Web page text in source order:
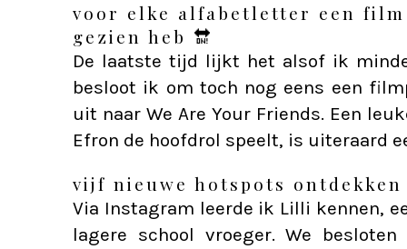
voor elke alfabetletter een
gezien heb 🔛
De laatste tijd lijkt het alsof ik
besloot ik om toch nog eens een
uit naar We Are Your Friends. Een
Efron de hoofdrol speelt, is uiteraard
vijf nieuwe hotspots
Via Instagram leerde ik Lilli kennen,
lagere school vroeger. We